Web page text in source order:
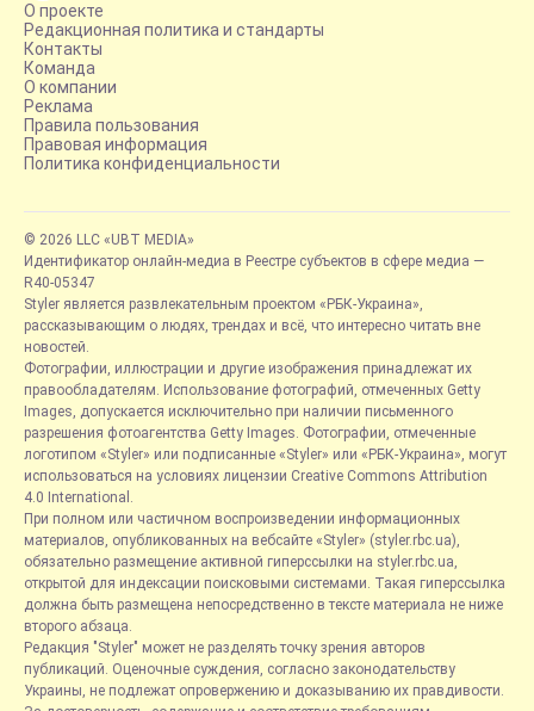
О проекте
Редакционная политика и стандарты
Контакты
Команда
О компании
Реклама
Правила пользования
Правовая информация
Политика конфиденциальности
© 2026 LLC «UBT MEDIA»
Идентификатор онлайн-медиа в Реестре субъектов в сфере медиа —
R40-05347
Styler является развлекательным проектом «РБК-Украина»,
рассказывающим о людях, трендах и всё, что интересно читать вне
новостей.
Фотографии, иллюстрации и другие изображения принадлежат их
правообладателям. Использование фотографий, отмеченных Getty
Images, допускается исключительно при наличии письменного
разрешения фотоагентства Getty Images. Фотографии, отмеченные
логотипом «Styler» или подписанные «Styler» или «РБК-Украина», могут
использоваться на условиях лицензии Creative Commons Attribution
4.0 International.
При полном или частичном воспроизведении информационных
материалов, опубликованных на вебсайте «Styler» (styler.rbc.ua),
обязательно размещение активной гиперссылки на styler.rbc.ua,
открытой для индексации поисковыми системами. Такая гиперссылка
должна быть размещена непосредственно в тексте материала не ниже
второго абзаца.
Редакция "Styler" может не разделять точку зрения авторов
публикаций. Оценочные суждения, согласно законодательству
Украины, не подлежат опровержению и доказыванию их правдивости.